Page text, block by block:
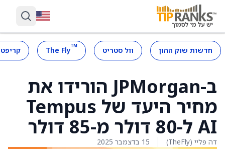
חדשות שוק ההון וול סטריט ™
The Fly
ב-JPMorgan הורידו את
מחיר היעד של Tempus
AI ל-80 דולר מ-85 דולר
דה פליי (TheFly) 15 בדצמבר 2025